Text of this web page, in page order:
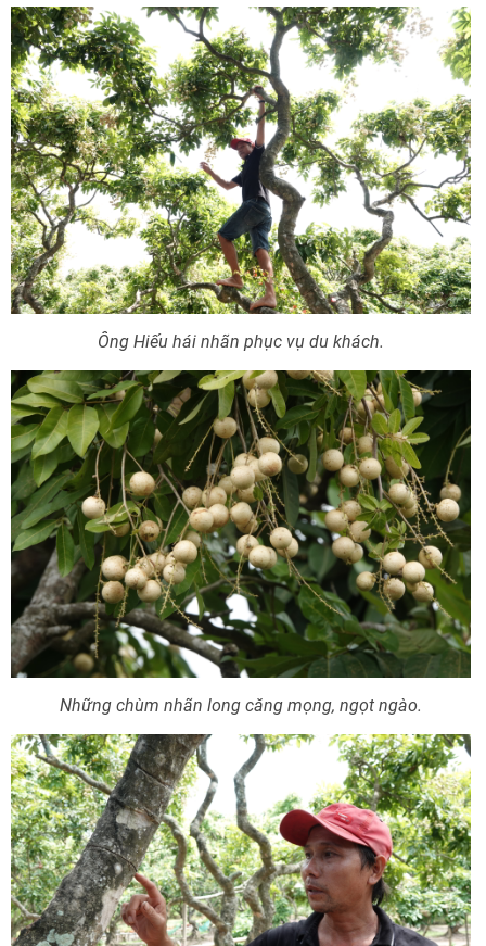
Ông Hiếu hái nhãn phục vụ du khách.
Những chùm nhãn long căng mọng, ngọt ngào.